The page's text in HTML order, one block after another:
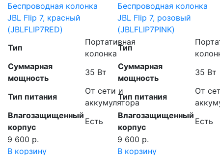
Беспроводная колонка
JBL Flip 7, красный
(JBLFLIP7RED)
Тип
Портативная
колонка
Суммарная
мощность
35 Вт
Тип питания
От сети и
аккумулятора
Влагозащищенный
корпус
Есть
9 600 р.
В корзину
Беспроводная колонка
JBL Flip 7, розовый
(JBLFLIP7PINK)
Тип
Суммарная
мощность
35 Вт
Тип питания
От
Влагозащищенный
корпус
Есть
9 600 р.
В корзину